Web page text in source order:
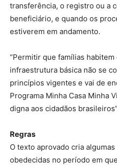
transferência, o registro ou a
beneficiário, e quando os
estiverem em andamento.
“Permitir que famílias habitem
infraestrutura básica não se
princípios vigentes e vai de
Programa Minha Casa Minha
digna aos cidadãos
Regras
O texto aprovado cria
obedecidas no período em